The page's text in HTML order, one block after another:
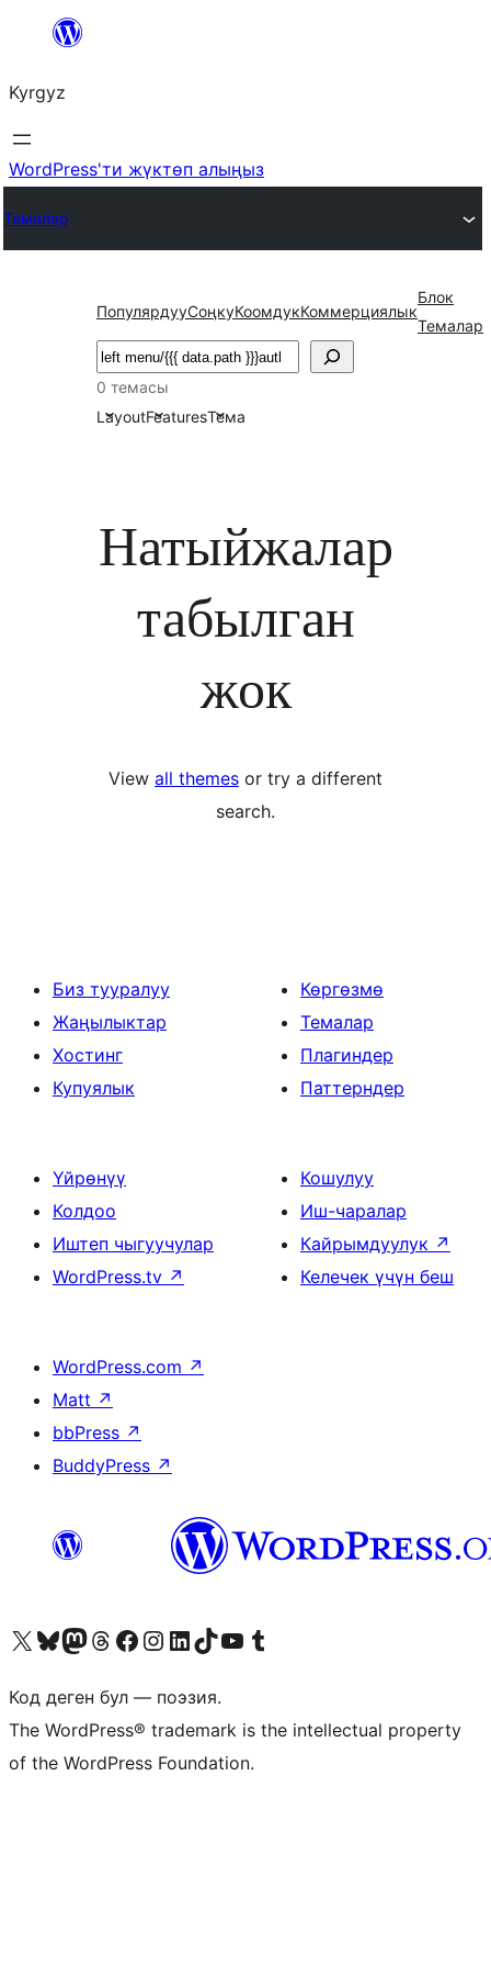
Мазмунга
Kyrgyz
WordPress'ти жүктөп алыңыз
Темалар
ПопулярдууСоңкуКоомдукКоммерциялык
Блок
Темалар
Издөө
0 темасы
LayoutFeaturesТема
Натыйжалар
табылган
жок
View all themes or try a different
search.
Биз тууралуу
Жаңылыктар
Хостинг
Купуялык
Көргөзмө
Темалар
Плагиндер
Паттерндер
Үйрөнүү
Колдоо
Иштеп чыгуучулар
WordPress.tv ↗
Кошулуу
Иш-чаралар
Кайрымдуулук ↗
Келечек үчүн беш
WordPress.com ↗
Matt ↗
bbPress ↗
BuddyPress ↗
Visit our X (formerly Twitter) account
Visit our Bluesky account
Биздин Mastodon түрмөгүбүзгө баш багыңыз
Visit our Threads account
Биздин Facebook баракчабызга кириңиз
Биздин Instagram баракчабызга баш багыңыз
Биздин LinkedIn баракчабызга баш багыңыз
Visit our TikTok account
Visit our YouTube channel
Visit our Tumblr account
Код деген бул — поэзия.
The WordPress® trademark is the intellectual property
of the WordPress Foundation.